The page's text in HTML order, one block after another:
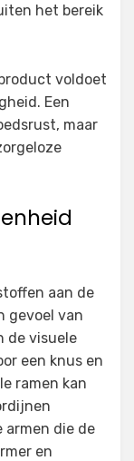
het bereik
voldoet
Een
maar
aan de
gevoel van
de visuele
een knus en
ramen kan
armen die de
en